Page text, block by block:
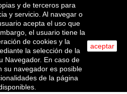
y de terceros para
y servicio. Al navegar o
acepta el uso que
el usuario tiene la
de cookies y la
la selección de la
Navegador. En caso de
su navegador es posible
de la página
aceptar